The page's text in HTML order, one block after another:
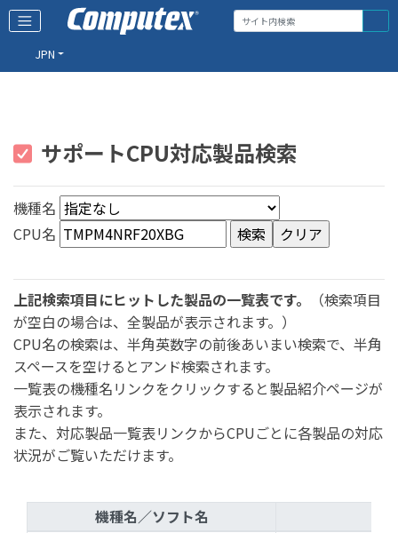
JPN
サポートCPU対応製品検索
機種名
CPU名
上記検索項目にヒットした製品の一覧表です。
（検索項目
が空白の場合は、全製品が表示されます。）
CPU名の検索は、半角英数字の前後あいまい検索で、半角
スペースを空けるとアンド検索されます。
一覧表の機種名リンクをクリックすると製品紹介ページが
表示されます。
また、対応製品一覧表リンクからCPUごとに各製品の対応
状況がご覧いただけます。
機種名／ソフト名